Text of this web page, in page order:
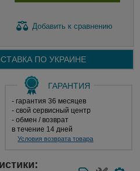
Добавить к сравнению
ПО УКРАИНЕ
ГАРАНТИЯ
- гарантия 36 месяцев
- свой сервисный центр
- обмен / возврат
в течение 14 дней
Условия возврата товара